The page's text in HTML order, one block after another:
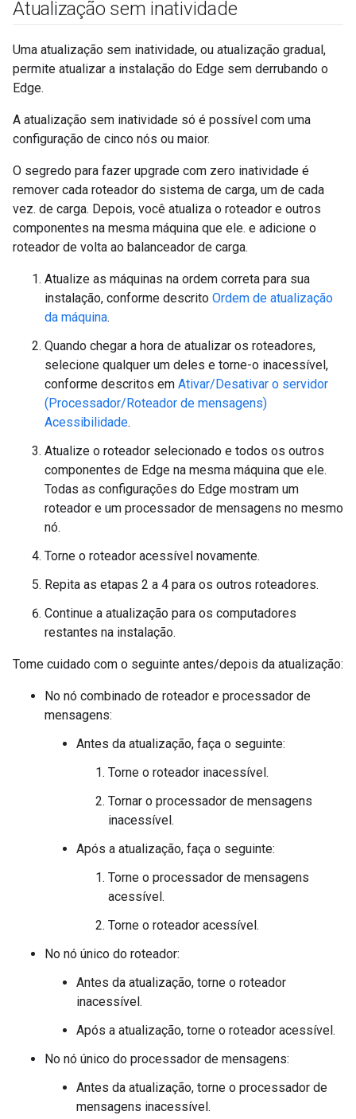
Atualização sem inatividade
Uma atualização sem inatividade, ou atualização gradual,
permite atualizar a instalação do Edge sem derrubando o
Edge.
A atualização sem inatividade só é possível com uma
configuração de cinco nós ou maior.
O segredo para fazer upgrade com zero inatividade é
remover cada roteador do sistema de carga, um de cada
vez. de carga. Depois, você atualiza o roteador e outros
componentes na mesma máquina que ele. e adicione o
roteador de volta ao balanceador de carga.
Atualize as máquinas na ordem correta para sua
instalação, conforme descrito Ordem de atualização
da máquina.
Quando chegar a hora de atualizar os roteadores,
selecione qualquer um deles e torne-o inacessível,
conforme descritos em Ativar/Desativar o servidor
(Processador/Roteador de mensagens)
Acessibilidade.
Atualize o roteador selecionado e todos os outros
componentes de Edge na mesma máquina que ele.
Todas as configurações do Edge mostram um
roteador e um processador de mensagens no mesmo
nó.
Torne o roteador acessível novamente.
Repita as etapas 2 a 4 para os outros roteadores.
Continue a atualização para os computadores
restantes na instalação.
Tome cuidado com o seguinte antes/depois da atualização:
No nó combinado de roteador e processador de
mensagens:
Antes da atualização, faça o seguinte:
Torne o roteador inacessível.
Tornar o processador de mensagens
inacessível.
Após a atualização, faça o seguinte:
Torne o processador de mensagens
acessível.
Torne o roteador acessível.
No nó único do roteador:
Antes da atualização, torne o roteador
inacessível.
Após a atualização, torne o roteador acessível.
No nó único do processador de mensagens:
Antes da atualização, torne o processador de
mensagens inacessível.